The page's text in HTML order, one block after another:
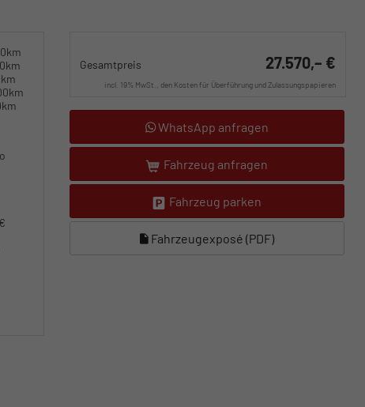
Gesamtpreis 27.570,– €
incl. 19% MwSt., den Kosten für Überführung und Zulassungspapieren
WhatsApp anfragen
Fahrzeug anfragen
Fahrzeug parken
Fahrzeugexposé (PDF)